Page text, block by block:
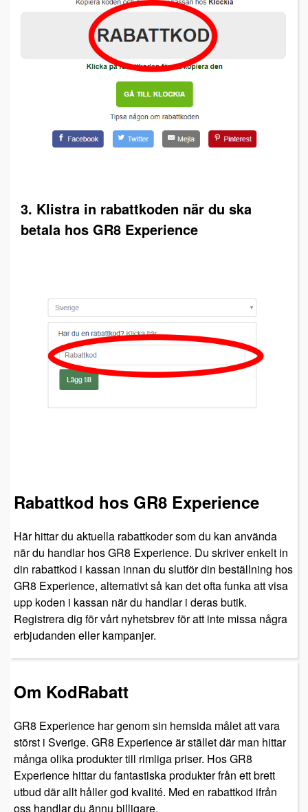
3. Klistra in rabattkoden när du ska
betala hos GR8 Experience
Rabattkod hos GR8 Experience
Här hittar du aktuella rabattkoder som du kan använda
när du handlar hos GR8 Experience. Du skriver enkelt in
din rabattkod i kassan innan du slutför din beställning hos
GR8 Experience, alternativt så kan det ofta funka att visa
upp koden i kassan när du handlar i deras butik.
Registrera dig för vårt nyhetsbrev för att inte missa några
erbjudanden eller kampanjer.
Om KodRabatt
GR8 Experience har genom sin hemsida målet att vara
störst i Sverige. GR8 Experience är stället där man hittar
många olika produkter till rimliga priser. Hos GR8
Experience hittar du fantastiska produkter från ett brett
utbud där allt håller god kvalité. Med en rabattkod ifrån
oss handlar du ännu billigare.